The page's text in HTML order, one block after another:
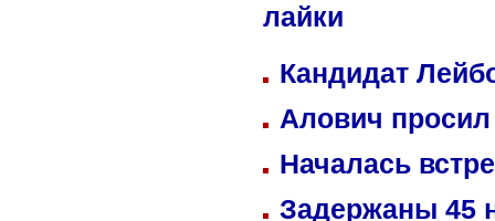
лайки
Кандидат
Алович просил
Началась
Задержаны 45